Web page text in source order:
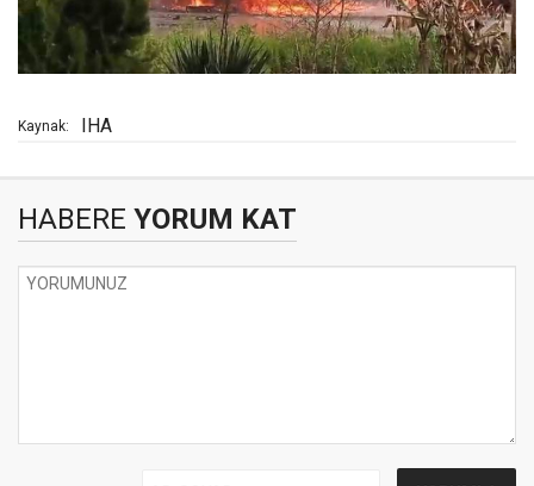
Kaynak: IHA
HABERE YORUM KAT